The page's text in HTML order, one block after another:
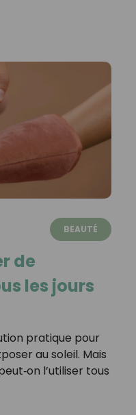
BEAUTÉ
de
les jours
pratique pour
au soleil. Mais
l’utiliser tous